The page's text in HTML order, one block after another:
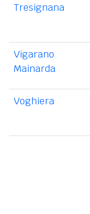
Tresignana
Vigarano
Mainarda
Voghiera